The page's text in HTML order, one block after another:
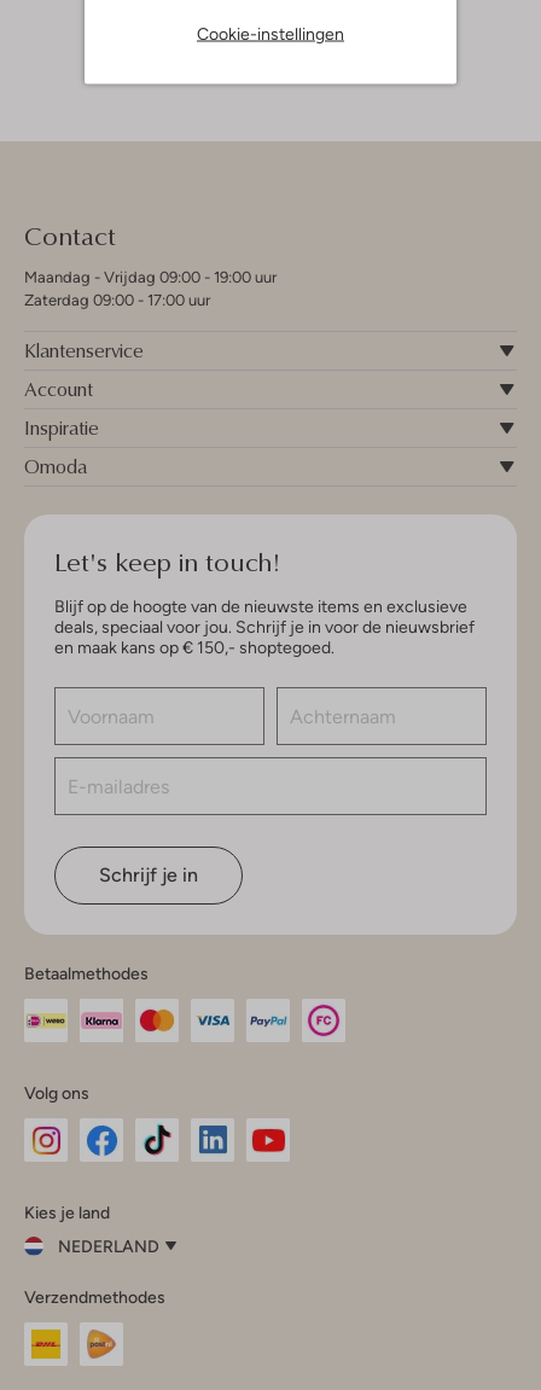
Cookie-instellingen
Contact
Maandag - Vrijdag 09:00 - 19:00 uur
Zaterdag 09:00 - 17:00 uur
Klantenservice
Account
Inspiratie
Omoda
Let's keep in touch!
Blijf op de hoogte van de nieuwste items en exclusieve
deals, speciaal voor jou. Schrijf je in voor de nieuwsbrief
en maak kans op € 150,- shoptegoed.
Schrijf je in
Betaalmethodes
Volg ons
InstagramFacebook
Kies je land
NEDERLAND
je
land
Nederland
Verzendmethodes